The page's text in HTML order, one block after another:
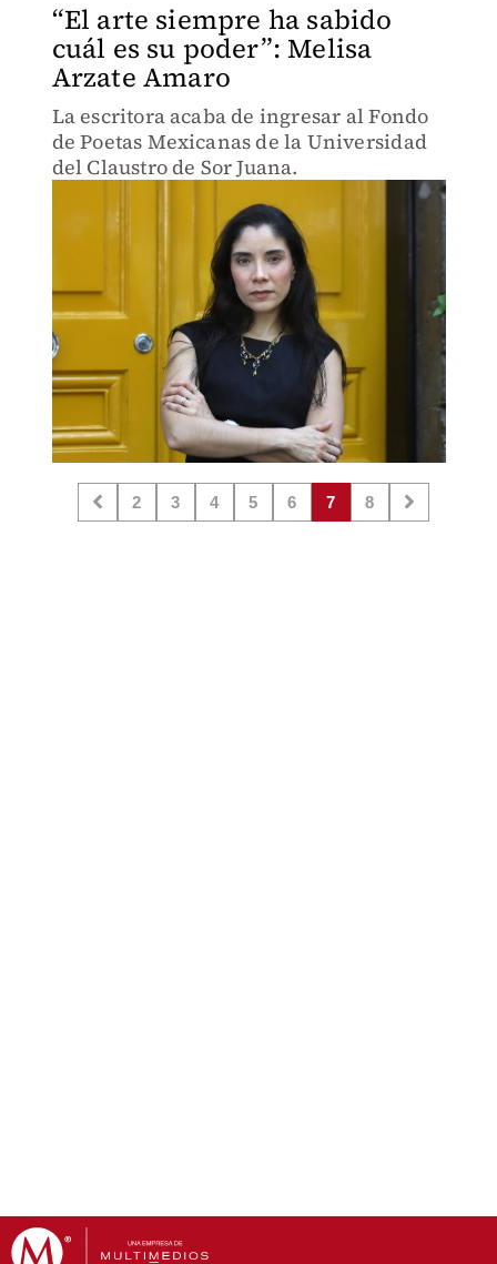
“El arte siempre ha sabido
cuál es su poder”: Melisa
Arzate Amaro
La escritora acaba de ingresar al Fondo
de Poetas Mexicanas de la Universidad
del Claustro de Sor Juana.
2 3 4 5 6 7 8